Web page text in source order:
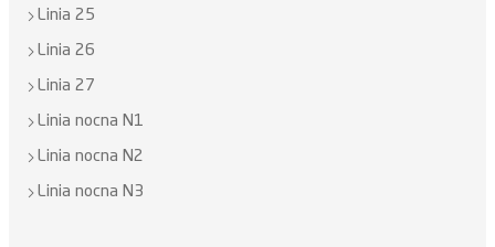
Linia 25
Linia 26
Linia 27
Linia nocna N1
Linia nocna N2
Linia nocna N3